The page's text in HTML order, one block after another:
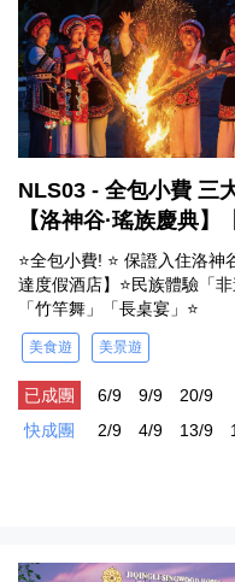
NLS03 - 全包小費 三
【洛神谷·瑤族慶典】
⭐全包小費! ⭐ 保證入住洛
達度假酒店】⭐民族體驗「
「竹竿舞」「長桌宴」⭐
美食遊 美景遊
已成團 6/9 9/9
20/9
快成團
2/9 4/9 13/9